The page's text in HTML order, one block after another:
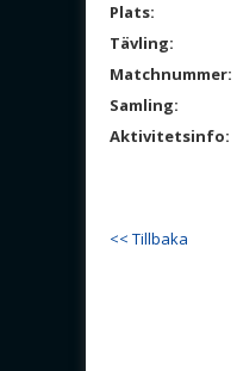
Plats:
Tävling:
Matchnummer:
Samling:
Aktivitetsinfo:
<< Tillbaka